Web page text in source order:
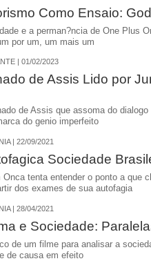
Como Ensaio:
e a perman?ncia de One Plus
por um, um mais um
| 01/02/2023
de Assis Lido por
de Assis que assoma do
do genio imperfeito
| 22/09/2021
Sociedade
Onca tenta entender o ponto a que
dos exames de sua autofagia
| 28/04/2021
e Sociedade:
de um filme para analisar a
de causa em efeito